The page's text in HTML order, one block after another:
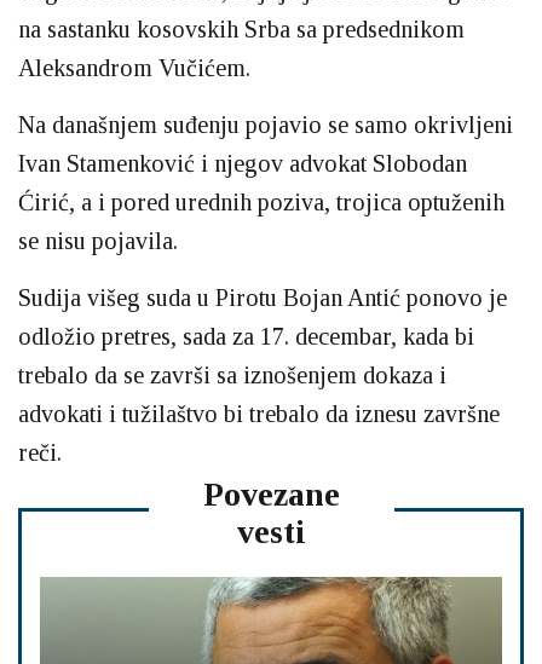
na sastanku kosovskih Srba sa predsednikom
Aleksandrom Vučićem.
Na današnjem suđenju pojavio se samo okrivljeni
Ivan Stamenković i njegov advokat Slobodan
Ćirić, a i pored urednih poziva, trojica optuženih
se nisu pojavila.
Sudija višeg suda u Pirotu Bojan Antić ponovo je
odložio pretres, sada za 17. decembar, kada bi
trebalo da se završi sa iznošenjem dokaza i
advokati i tužilaštvo bi trebalo da iznesu završne
reči.
Povezane
vesti